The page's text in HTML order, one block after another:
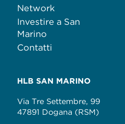
Network
Investire a San
Marino
Contatti
HLB SAN MARINO
Via Tre Settembre, 99
47891 Dogana (RSM)